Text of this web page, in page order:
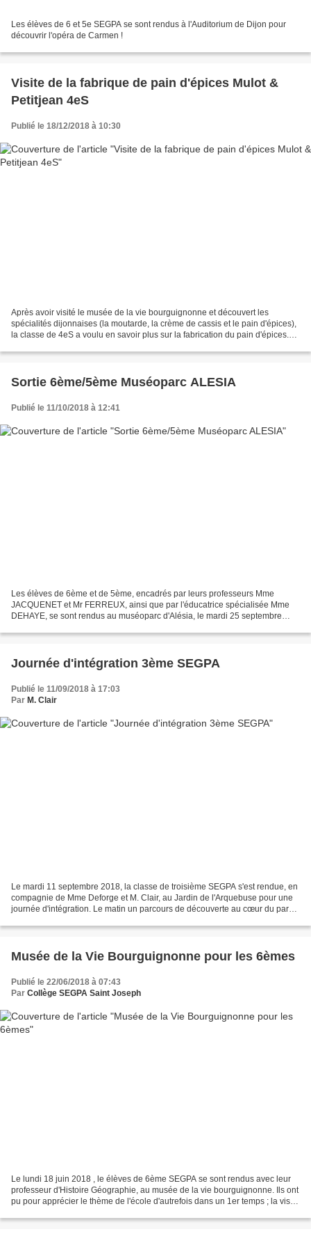
Les élèves de 6 et 5e SEGPA se sont rendus à l'Auditorium de Dijon pour
découvrir l'opéra de Carmen !
Visite de la fabrique de pain d'épices Mulot &
Petitjean 4eS
Publié le 18/12/2018 à 10:30
Après avoir visité le musée de la vie bourguignonne et découvert les
spécialités dijonnaises (la moutarde, la crème de cassis et le pain d'épices),
la classe de 4eS a voulu en savoir plus sur la fabrication du pain d'épices.
Sortie 6ème/5ème Muséoparc ALESIA
Publié le 11/10/2018 à 12:41
Les élèves de 6ème et de 5ème, encadrés par leurs professeurs Mme
JACQUENET et Mr FERREUX, ainsi que par l'éducatrice spécialisée Mme
DEHAYE, se sont rendus au muséoparc d'Alésia, le mardi 25 septembre
Journée d'intégration 3ème SEGPA
Publié le 11/09/2018 à 17:03
Par M. Clair
Le mardi 11 septembre 2018, la classe de troisième SEGPA s'est rendue, en
compagnie de Mme Deforge et M. Clair, au Jardin de l'Arquebuse pour une
journée d'intégration. Le matin un parcours de découverte au cœur du parc
Musée de la Vie Bourguignonne pour les 6èmes
Publié le 22/06/2018 à 07:43
Par Collège SEGPA Saint Joseph
Le lundi 18 juin 2018 , le élèves de 6ème SEGPA se sont rendus avec leur
professeur d'Histoire Géographie, au musée de la vie bourguignonne. Ils ont
pu pour apprécier le thème de l'école d'autrefois dans un 1er temps ; la visite